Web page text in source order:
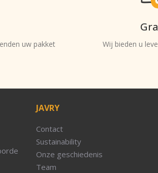
uw pakket
Wij bieden u
JAVRY
Contact
Sustainability
Onze geschiedenis
Team